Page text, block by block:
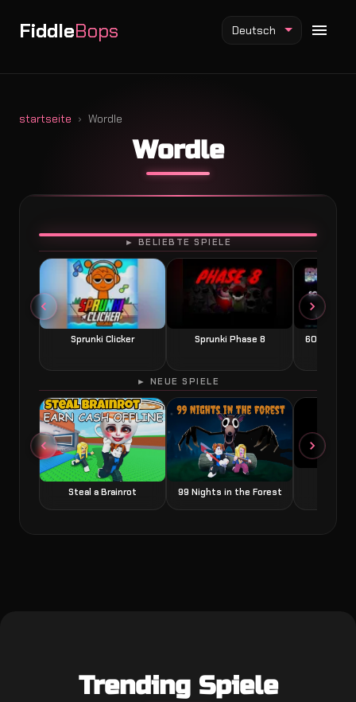
FiddleBops
Fiddlebops Mod
Incredibox Mod
Sprunki Mod
Deutsch
startseite Wordle
Wordle
► BELIEBTE SPIELE
Sprunki Clicker Sprunki Phase 8 60
SPIELEN
► NEUE SPIELE
Steal a Brainrot 99 Nights in the Forest
Trending Spiele